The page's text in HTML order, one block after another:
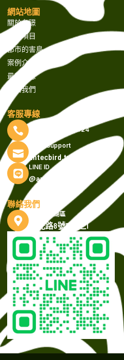
網站地圖
關於台璟
服務項目
都市的害鳥
案例介紹
最新消息
聯絡我們
客服專線
(02) 87925066 #24
Email Support
antecbird.tw@gmail.com
LINE ID
@antecbird.tw
聯絡我們
台北市內湖區
瑞光路8號5樓之1